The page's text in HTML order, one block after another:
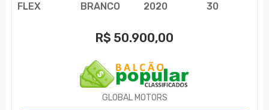
FLEX BRANCO 2020 30
R$ 50.900,00
GLOBAL MOTORS